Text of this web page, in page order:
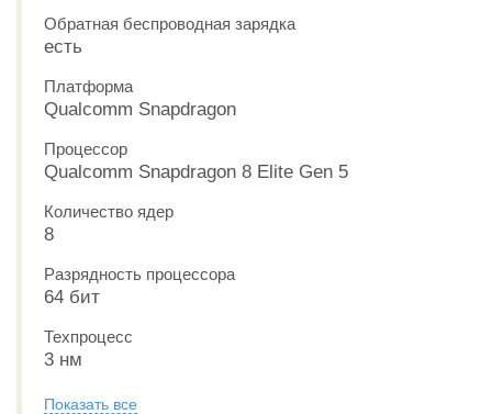
Обратная беспроводная зарядка
есть
Платформа
Qualcomm Snapdragon
Процессор
Qualcomm Snapdragon 8 Elite Gen 5
Количество ядер
8
Разрядность процессора
64 бит
Техпроцесс
3 нм
Показать все